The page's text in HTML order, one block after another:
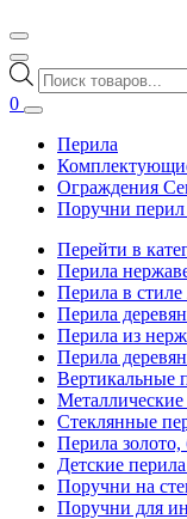
Поиск
товаров
0
Перила
Ограждения
Поручни
Перейти в
Перила
Перила в стиле
Перила
Перила из
Перила
Вертикальные
Металлические
Стеклянные
Перила золото,
Детские перила
Поручни на
Поручни для